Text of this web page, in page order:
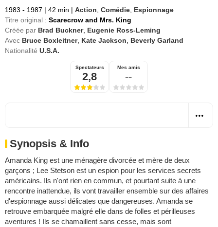
1983 - 1987 | 42 min | Action Comédie Espionnage
Titre original : Scarecrow and Mrs. King
Créée par Brad Buckner, Eugenie Ross-Leming
Avec Bruce Boxleitner, Kate Jackson
Beverly Garland
Nationalité U.S.A.
Spectateurs
2,8
Mes amis
--
Synopsis & Info
Amanda King est une ménagère divorcée et mère de deux
garçons ; Lee Stetson est un espion pour les services secrets
américains. Ils n'ont rien en commun, et pourtant suite à une
rencontre inattendue, ils vont travailler ensemble sur des affaires
d'espionnage aussi délicates que dangereuses. Amanda se
retrouve embarquée malgré elle dans de folles et périlleuses
aventures ! Ils se chamaillent sans cesse, mais sont